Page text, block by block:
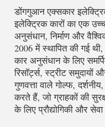
डोंगगुआन एक्सकार
इलेक्ट्रिक कारों का एक
अनुसंधान, निर्माण और
2006 में स्थापित की गई
कार अनुसंधान के लिए
रिसॉर्ट्स, स्ट्रीट समुदायों
गुणवत्ता वाले गोल्फ,
करते हैं, जो ग्राहकों की
के लिए प्रौद्योगिकी और